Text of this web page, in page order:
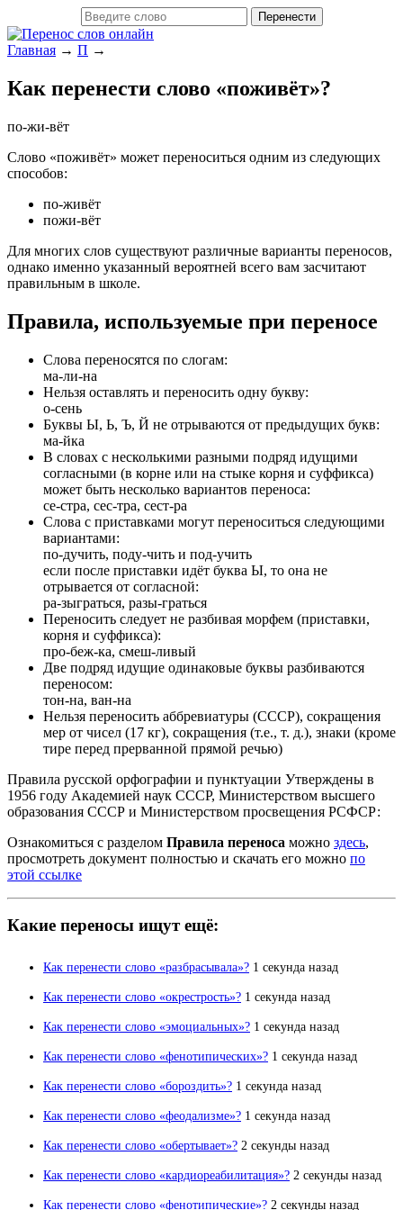
Главная → П →
Как перенести слово «поживёт»?
по-жи-вёт
Слово «поживёт» может переноситься одним из следующих
способов:
по-живёт
пожи-вёт
Для многих слов существуют различные варианты переносов,
однако именно указанный вероятней всего вам засчитают
правильным в школе.
Правила, используемые при переносе
Слова переносятся по слогам:
ма-ли-на
Нельзя оставлять и переносить одну букву:
о-сень
Буквы Ы, Ь, Ъ, Й не отрываются от предыдущих букв:
ма-йка
В словах с несколькими разными подряд идущими
согласными (в корне или на стыке корня и суффикса)
может быть несколько вариантов переноса:
се-стра, сес-тра, сест-ра
Слова с приставками могут переноситься следующими
вариантами:
по-дучить, поду-чить и под-учить
если после приставки идёт буква Ы, то она не
отрывается от согласной:
ра-зыграться, разы-граться
Переносить следует не разбивая морфем (приставки,
корня и суффикса):
про-беж-ка, смеш-ливый
Две подряд идущие одинаковые буквы разбиваются
переносом:
тон-на, ван-на
Нельзя переносить аббревиатуры (СССР), сокращения
мер от чисел (17 кг), сокращения (т.е., т. д.), знаки (кроме
тире перед прерванной прямой речью)
Правила русской орфографии и пунктуации Утверждены в
1956 году Академией наук СССР, Министерством высшего
образования СССР и Министерством просвещения РСФСР:
Ознакомиться с разделом Правила переноса можно здесь,
просмотреть документ полностью и скачать его можно по
этой ссылке
Какие переносы ищут ещё:
Как перенести слово «разбрасывала»? 1 секунда назад
Как перенести слово «окрестрость»? 1 секунда назад
Как перенести слово «эмоциальных»? 1 секунда назад
Как перенести слово «фенотипических»? 1 секунда назад
Как перенести слово «бороздить»? 1 секунда назад
Как перенести слово «феодализме»? 1 секунда назад
Как перенести слово «обертывает»? 2 секунды назад
Как перенести слово «кардиореабилитация»? 2 секунды назад
Как перенести слово «фенотипические»? 2 секунды назад